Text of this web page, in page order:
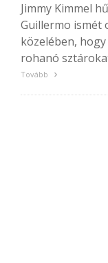
Jimmy Kimmel
Guillermo ismét
közelében,
rohanó
Tovább